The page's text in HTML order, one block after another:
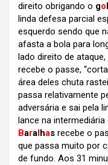
direito obrigando o gol
linda defesa parcial
esquerdo sendo que
afasta a bola para
lado direito de ataque,
recebe o passe,
área deles chuta
passa relativamente
adversária e sai pela
lance na intermediária
Baralhas recebe o
que passa muito por
de fundo. Aos 31